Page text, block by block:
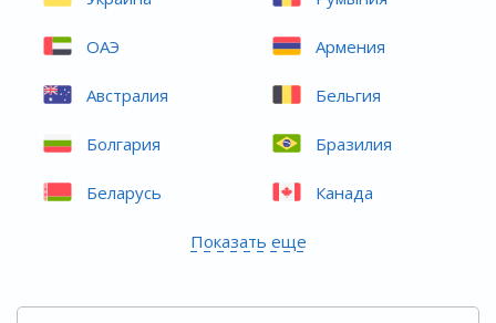
ОАЭ Армения
Австралия Бельгия
Болгария Бразилия
Беларусь Канада
Показать еще